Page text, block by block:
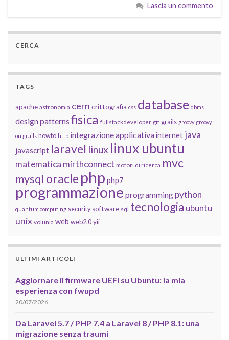
Lascia un commento
CERCA
TAGS
apache astronomia cern crittografia css database dbms
design patterns fisica fullstackdeveloper git grails groovy groovy
on grails howto http integrazione applicativainternet java
javascript laravel linux linux ubuntu
matematica mirthconnect motori di ricerca mvc
mysql oracle php php7
programmazione programming python
quantum computing security software sql tecnologia ubuntu
unix volunia web web2.0 yii
ULTIMI ARTICOLI
Aggiornare il firmware UEFI su Ubuntu: la mia
esperienza con fwupd
20/07/2026
Da Laravel 5.7 / PHP 7.4 a Laravel 8 / PHP 8.1: una
migrazione senza traumi